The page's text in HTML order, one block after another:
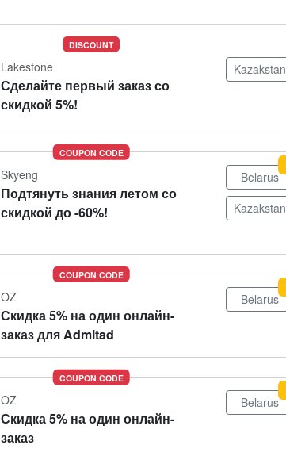
DISCOUNT
Lakestone
Сделайте первый заказ со
скидкой 5%!
Kazakstan
COUPON CODE
Skyeng
Подтянуть знания летом со
скидкой до -60%!
Belarus
Kazakstan
COUPON CODE
OZ
Скидка 5% на один онлайн-
заказ для Admitad
Belarus
COUPON CODE
OZ
Скидка 5% на один онлайн-
заказ
Belarus